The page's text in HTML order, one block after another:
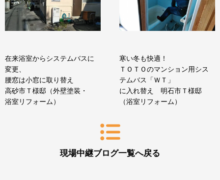
在来浴室からシステムバスに
変更、
腰窓は小窓に取り替え
高砂市Ｔ様邸（外壁塗装・
浴室リフォーム）
現場中継ブログ一覧へ戻る
寒い冬も快適！
ＴＯＴＯのマンション用シス
テムバス「ＷＴ」
に入れ替え 明石市Ｔ様邸
（浴室リフォーム）